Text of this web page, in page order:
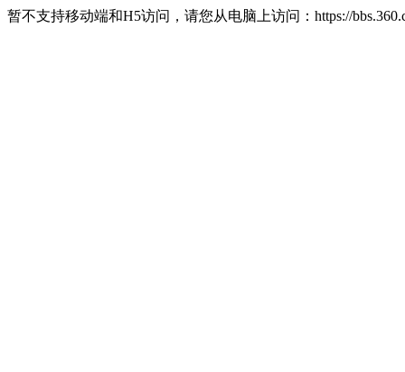
暂不支持移动端和H5访问，请您从电脑上访问：https://